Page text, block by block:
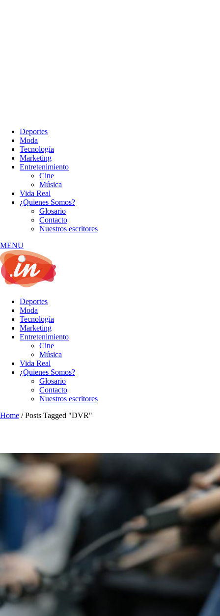
Deportes
Moda
Tecnología
Marketing
Entretenimiento
Cine
Música
Vida Real
¿Quienes Somos?
Glosario
Contacto
Nuestros escritores
MENU
Deportes
Moda
Tecnología
Marketing
Entretenimiento
Cine
Música
Vida Real
¿Quienes Somos?
Glosario
Contacto
Nuestros escritores
Home /Posts Tagged "DVR"